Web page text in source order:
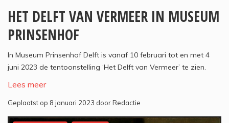
HET DELFT VAN VERMEER IN MUSEUM
PRINSENHOF
In Museum Prinsenhof Delft is vanaf 10 februari tot en met 4
juni 2023 de tentoonstelling ‘Het Delft van Vermeer’ te zien.
Lees meer
Geplaatst op 8 januari 2023 door Redactie